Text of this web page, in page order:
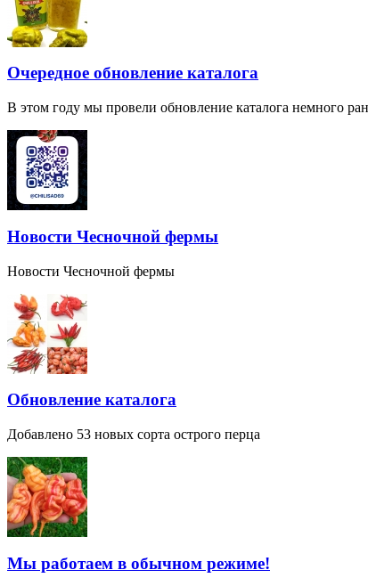
Очередное обновление каталога
В этом году мы провели обновление каталога немного
Новости Чесночной фермы
Новости Чесночной фермы
Обновление каталога
Добавлено 53 новых сорта острого перца
Мы работаем в обычном режиме!